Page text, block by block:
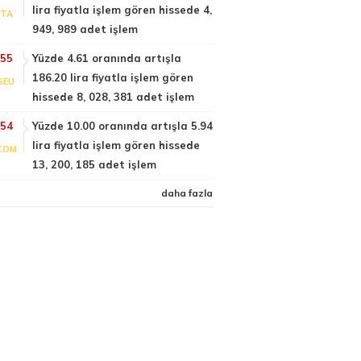
lira fiyatla işlem gören hissede 4,
949, 989 adet işlem
Yüzde 4.61 oranında artışla
186.20 lira fiyatla işlem gören
hissede 8, 028, 381 adet işlem
Yüzde 10.00 oranında artışla 5.94
lira fiyatla işlem gören hissede
13, 200, 185 adet işlem
daha fazla